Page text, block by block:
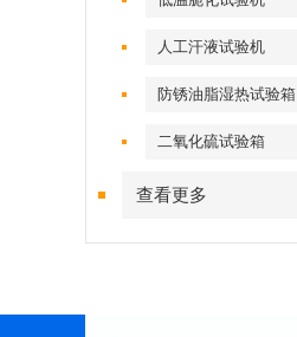
人工汗液试验机
防锈油脂湿热试验箱
二氧化硫试验箱
查看更多